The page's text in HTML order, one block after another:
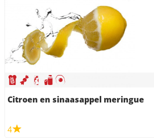
Citroen en sinaasappel meringue
4